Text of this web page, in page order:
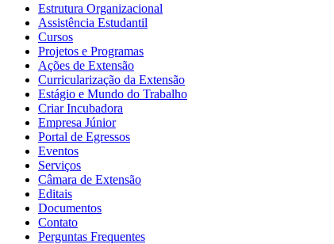
Estrutura Organizacional
Assistência Estudantil
Cursos
Projetos e Programas
Ações de Extensão
Curricularização da Extensão
Estágio e Mundo do Trabalho
Criar Incubadora
Empresa Júnior
Portal de Egressos
Eventos
Serviços
Câmara de Extensão
Editais
Documentos
Contato
Perguntas Frequentes